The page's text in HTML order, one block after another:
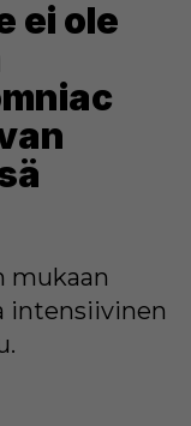
ei ole
mukaan
intensiivinen